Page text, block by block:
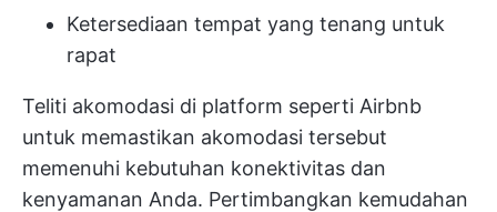
Ketersediaan tempat yang tenang untuk
rapat
Teliti akomodasi di platform seperti Airbnb
untuk memastikan akomodasi tersebut
memenuhi kebutuhan konektivitas dan
kenyamanan Anda. Pertimbangkan kemudahan